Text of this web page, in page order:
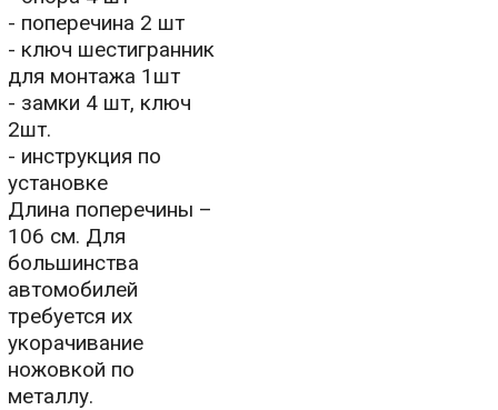
- поперечина 2 шт
- ключ шестигранник
для монтажа 1шт
- замки 4 шт, ключ
2шт.
- инструкция по
установке
Длина поперечины –
106 см. Для
большинства
автомобилей
требуется их
укорачивание
ножовкой по
металлу.